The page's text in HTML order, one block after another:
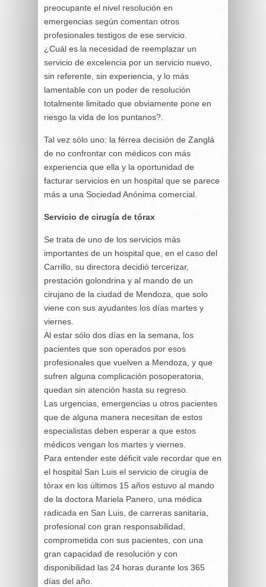
preocupante el nivel resolución en
emergencias según comentan otros
profesionales testigos de ese servicio.
¿Cuál es la necesidad de reemplazar un
servicio de excelencia por un servicio nuevo,
sin referente, sin experiencia, y lo más
lamentable con un poder de resolución
totalmente limitado que obviamente pone en
riesgo la vida de los puntanos?.
Tal vez sólo uno: la férrea decisión de Zanglá
de no confrontar con médicos con más
experiencia que ella y la oportunidad de
facturar servicios en un hospital que se parece
más a una Sociedad Anónima comercial.
Servicio de cirugía de tórax
Se trata de uno de los servicios más
importantes de un hospital que, en el caso del
Carrillo, su directora decidió tercerizar,
prestación golondrina y al mando de un
cirujano de la ciudad de Mendoza, que solo
viene con sus ayudantes los días martes y
viernes.
Al estar sólo dos días en la semana, los
pacientes que son operados por esos
profesionales que vuelven a Mendoza, y que
sufren alguna complicación posoperatoria,
quedan sin atención hasta su regreso.
Las urgencias, emergencias u otros pacientes
que de alguna manera necesitan de estos
especialistas deben esperar a que estos
médicos vengan los martes y viernes.
Para entender este déficit vale recordar que en
el hospital San Luis el servicio de cirugía de
tórax en los últimos 15 años estuvo al mando
de la doctora Mariela Panero, una médica
radicada en San Luis, de carreras sanitaria,
profesional con gran responsabilidad,
comprometida con sus pacientes, con una
gran capacidad de resolución y con
disponibilidad las 24 horas durante los 365
días del año.